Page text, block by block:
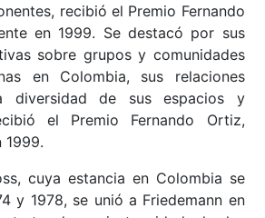
recibió el Premio Fernando
en 1999. Se destacó por sus
sobre grupos y comunidades
en Colombia, sus relaciones
diversidad de sus espacios y
el Premio Fernando Ortiz,
1999.
cuya estancia en Colombia se
y 1978, se unió a Friedemann en